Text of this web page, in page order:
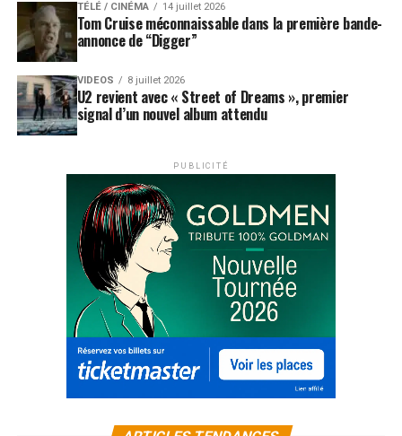
TÉLÉ / CINÉMA 14 juillet 2026
Tom Cruise méconnaissable dans la première bande-
annonce de “Digger”
VIDEOS 8 juillet 2026
U2 revient avec « Street of Dreams », premier
signal d’un nouvel album attendu
PUBLICITÉ